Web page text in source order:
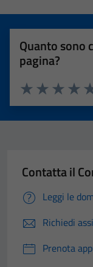
Quanto sono
pagina?
Valuta 3
Valuta 2
Valuta 1 stelle su
Contatta il
Leggi le
Richiedi
Prenota